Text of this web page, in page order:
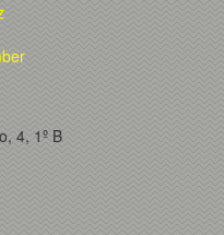
4, 1º B